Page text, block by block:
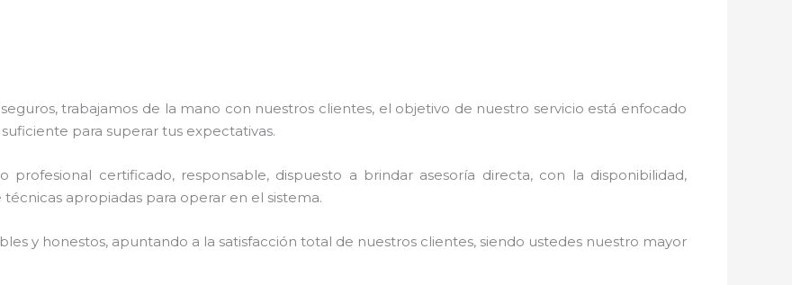
trabajamos de la mano con nuestros clientes, el objetivo de nuestro servicio está enfocado
para superar tus expectativas.
profesional certificado, responsable, dispuesto a brindar asesoría directa, con la disponibilidad,
apropiadas para operar en el sistema.
y honestos, apuntando a la satisfacción total de nuestros clientes, siendo ustedes nuestro mayor